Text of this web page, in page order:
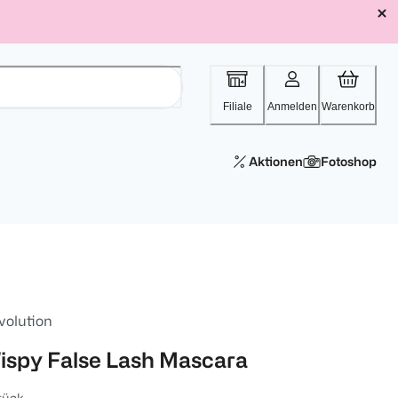
Filiale Anmelden Warenkorb
Aktionen Fotoshop
False Lash Mascara